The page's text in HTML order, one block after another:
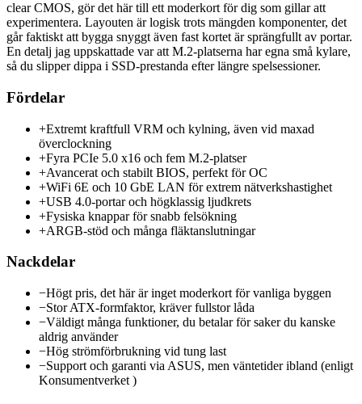
clear CMOS, gör det här till ett moderkort för dig som gillar att
experimentera. Layouten är logisk trots mängden komponenter, det
går faktiskt att bygga snyggt även fast kortet är sprängfullt av portar.
En detalj jag uppskattade var att M.2-platserna har egna små kylare,
så du slipper dippa i SSD-prestanda efter längre spelsessioner.
Fördelar
+Extremt kraftfull VRM och kylning, även vid maxad
överclockning
+Fyra PCIe 5.0 x16 och fem M.2-platser
+Avancerat och stabilt BIOS, perfekt för OC
+WiFi 6E och 10 GbE LAN för extrem nätverkshastighet
+USB 4.0-portar och högklassig ljudkrets
+Fysiska knappar för snabb felsökning
+ARGB-stöd och många fläktanslutningar
Nackdelar
−Högt pris, det här är inget moderkort för vanliga byggen
−Stor ATX-formfaktor, kräver fullstor låda
−Väldigt många funktioner, du betalar för saker du kanske
aldrig använder
−Hög strömförbrukning vid tung last
−Support och garanti via ASUS, men väntetider ibland (enligt
Konsumentverket )